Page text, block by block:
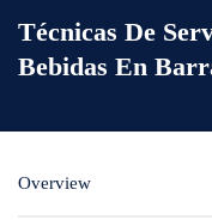
Técnicas De
Bebidas En
Overview